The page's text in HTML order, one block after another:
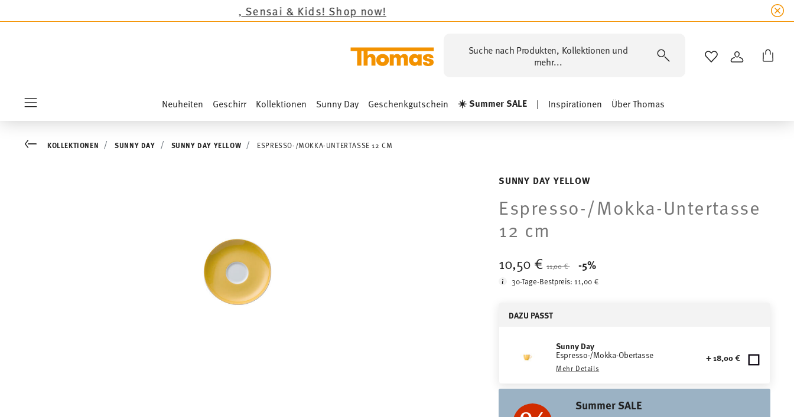
auf die Neuheiten Sandora, Sensai & Kids!Shop now!
Suche nach Produkten, Kollektionen und
mehr...
WISHLISTANMELDEN
Neuheiten Geschirr Kollektionen Sunny Day Geschenkgutschein ☀️ Summer SALE | Inspirationen Über Thomas
SUNNY DAY YELLOW
Espresso-/Mokka-Untertasse
12 cm
10,50 €11,00 €
-5%
30-Tage-Bestpreis:11,00 €
DAZU PASST
Sunny Day
Espresso-/Mokka-Obertasse
Mehr Details
+ 18,00 €
Summer SALE
Go backKOLLEKTIONEN SUNNY DAY SUNNY DAY YELLOW ESPRESSO-/MOKKA-UNTERTASSE 12 CM